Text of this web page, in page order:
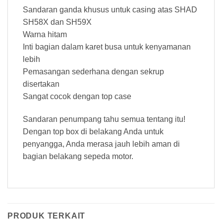
Sandaran ganda khusus untuk casing atas SHAD
SH58X dan SH59X
Warna hitam
Inti bagian dalam karet busa untuk kenyamanan
lebih
Pemasangan sederhana dengan sekrup
disertakan
Sangat cocok dengan top case
Sandaran penumpang tahu semua tentang itu!
Dengan top box di belakang Anda untuk
penyangga, Anda merasa jauh lebih aman di
bagian belakang sepeda motor.
PRODUK TERKAIT